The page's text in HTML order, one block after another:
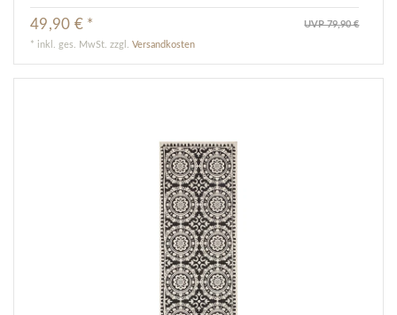
UVP 79,90 €
49,90 € *
* inkl. ges. MwSt. zzgl.Versandkosten